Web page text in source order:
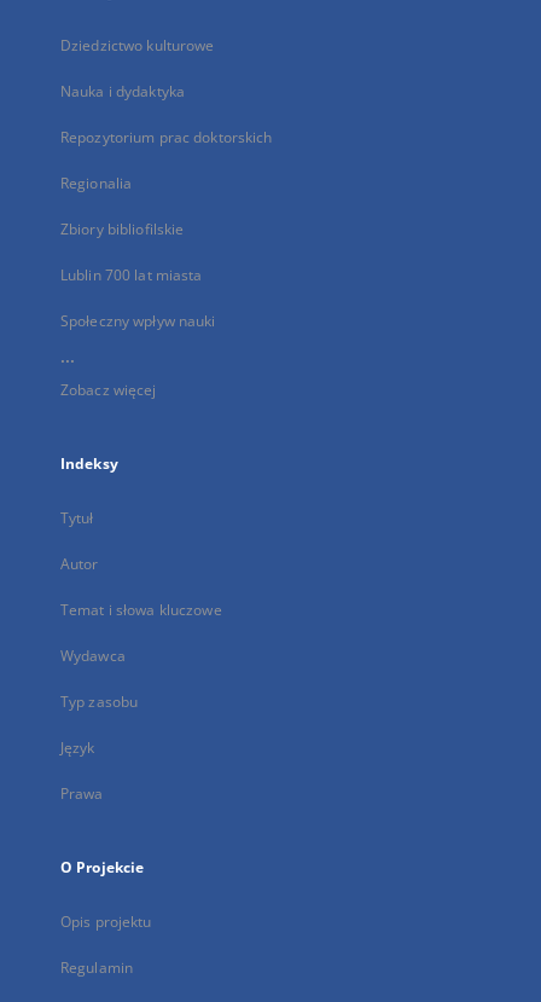
Dziedzictwo kulturowe
Nauka i dydaktyka
Repozytorium prac doktorskich
Regionalia
Zbiory bibliofilskie
Lublin 700 lat miasta
Społeczny wpływ nauki
...
Zobacz więcej
Indeksy
Tytuł
Autor
Temat i słowa kluczowe
Wydawca
Typ zasobu
Język
Prawa
O Projekcie
Opis projektu
Regulamin